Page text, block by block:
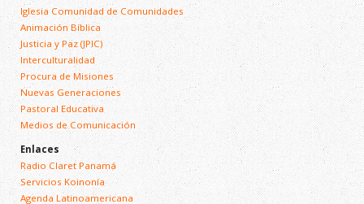
Iglesia Comunidad de Comunidades
Animación Bíblica
Justicia y Paz (JPIC)
Interculturalidad
Procura de Misiones
Nuevas Generaciones
Pastoral Educativa
Medios de Comunicación
Enlaces
Radio Claret Panamá
Servicios Koinonía
Agenda Latinoamericana